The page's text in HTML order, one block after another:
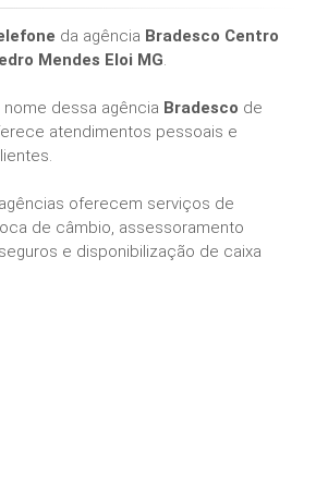
da agência Bradesco Centro
Mendes Eloi MG.
nome dessa agência Bradesco de
atendimentos pessoais e
oferecem serviços de
de câmbio, assessoramento
e disponibilização de caixa